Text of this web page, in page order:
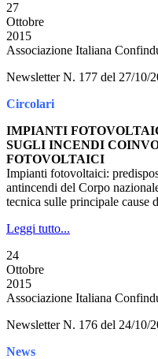
27
Ottobre
2015
Associazione Italiana
Newsletter N. 177 del 27/10/
Circolari
IMPIANTI
SUGLI INCENDI
FOTOVOLTAICI
Impianti fotovoltaici:
antincendi del Corpo
tecnica sulle principale cause
Leggi tutto...
24
Ottobre
2015
Associazione Italiana
Newsletter N. 176 del 24/10/
News